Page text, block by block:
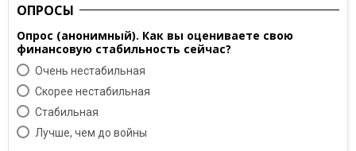
ОПРОСЫ
Опрос (анонимный). Как вы оцениваете свою
финансовую стабильность сейчас?
Очень нестабильная
Скорее нестабильная
Cтабильная
Лучше, чем до войны